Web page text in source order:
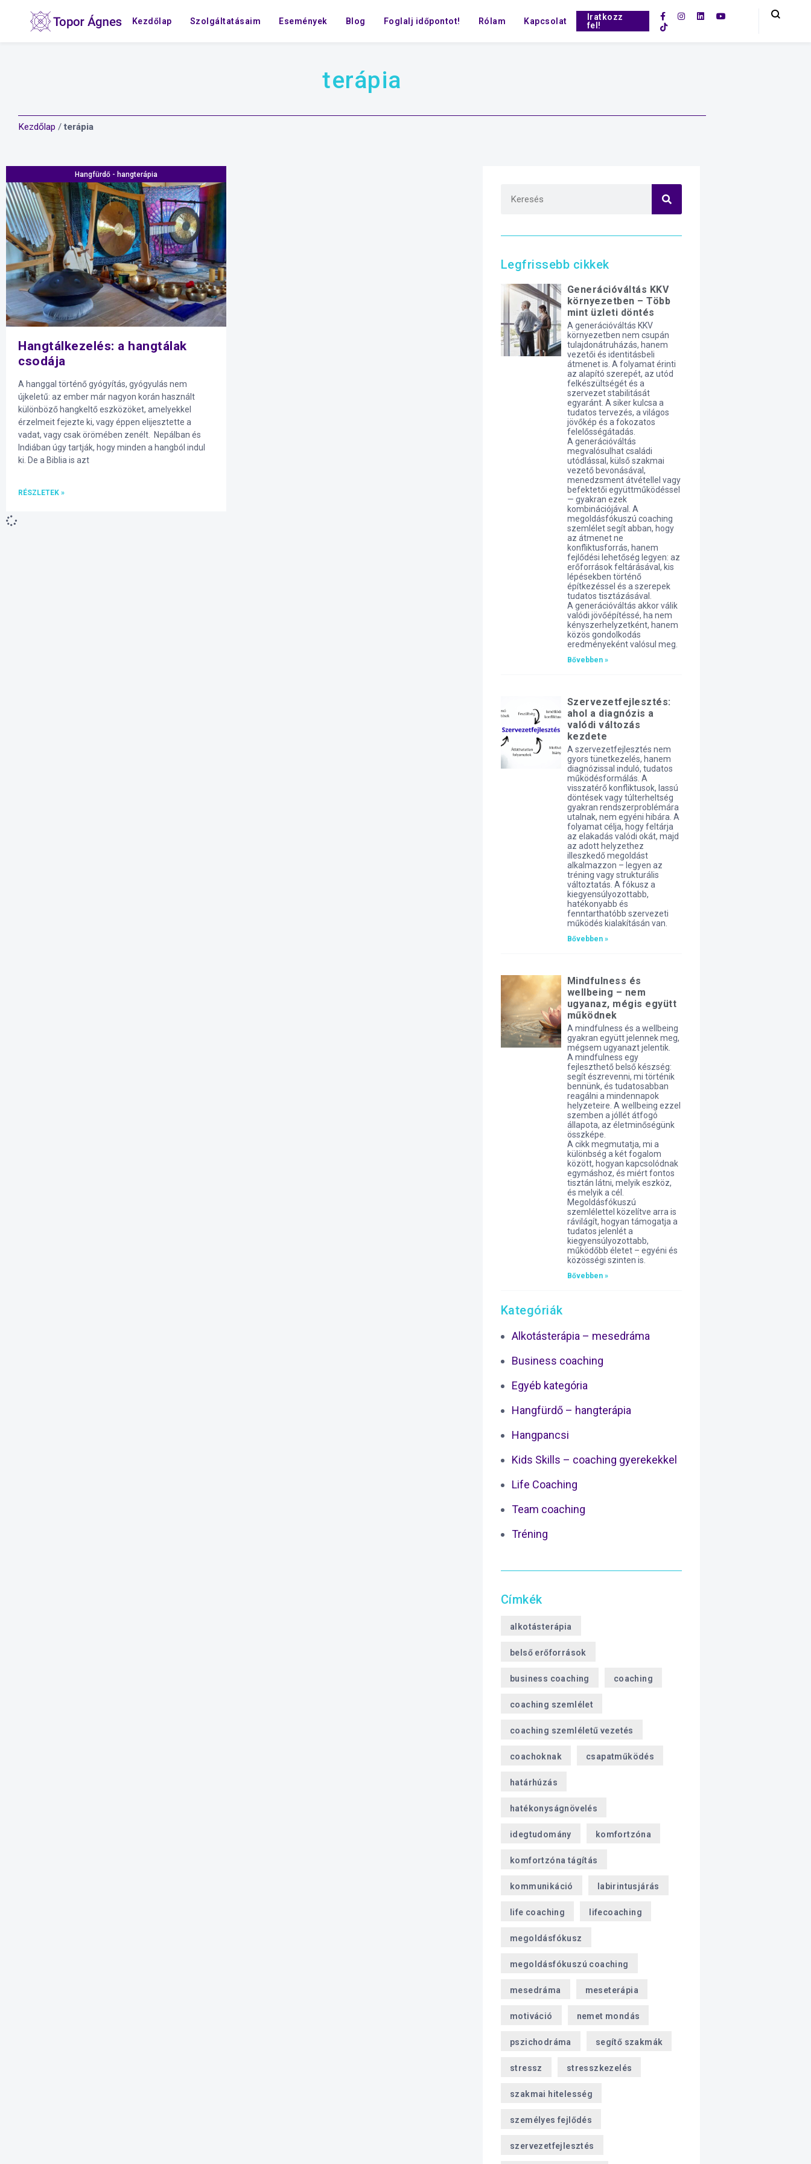
Kezdőlap Szolgáltatásaim Események Blog Foglalj időpontot! Rólam Kapcsolat
Iratkozz
fel!
terápia
Kezdőlap /terápia
Hangfürdő - hangterápia
Hangtálkezelés: a hangtálak
csodája
A hanggal történő gyógyítás, gyógyulás nem
újkeletű: az ember már nagyon korán használt
különböző hangkeltő eszközöket, amelyekkel
érzelmeit fejezte ki, vagy éppen elijesztette a
vadat, vagy csak örömében zenélt. Nepálban és
Indiában úgy tartják, hogy minden a hangból indul
ki. De a Biblia is azt
RÉSZLETEK »
Legfrissebb cikkek
Generációváltás KKV
környezetben – Több
mint üzleti döntés
A generációváltás KKV
környezetben nem csupán
tulajdonátruházás, hanem
vezetői és identitásbeli
átmenet is. A folyamat érinti
az alapító szerepét, az utód
felkészültségét és a
szervezet stabilitását
egyaránt. A siker kulcsa a
tudatos tervezés, a világos
jövőkép és a fokozatos
felelősségátadás.
A generációváltás
megvalósulhat családi
utódlással, külső szakmai
vezető bevonásával,
menedzsment átvétellel vagy
befektetői együttműködéssel
— gyakran ezek
kombinációjával. A
megoldásfókuszú coaching
szemlélet segít abban, hogy
az átmenet ne
konfliktusforrás, hanem
fejlődési lehetőség legyen: az
erőforrások feltárásával, kis
lépésekben történő
építkezéssel és a szerepek
tudatos tisztázásával.
A generációváltás akkor válik
valódi jövőépítéssé, ha nem
kényszerhelyzetként, hanem
közös gondolkodás
eredményeként valósul meg.
Bővebben »
Szervezetfejlesztés:
ahol a diagnózis a
valódi változás
kezdete
A szervezetfejlesztés nem
gyors tünetkezelés, hanem
diagnózissal induló, tudatos
működésformálás. A
visszatérő konfliktusok, lassú
döntések vagy túlterheltség
gyakran rendszerproblémára
utalnak, nem egyéni hibára. A
folyamat célja, hogy feltárja
az elakadás valódi okát, majd
az adott helyzethez
illeszkedő megoldást
alkalmazzon – legyen az
tréning vagy strukturális
változtatás. A fókusz a
kiegyensúlyozottabb,
hatékonyabb és
fenntarthatóbb szervezeti
működés kialakításán van.
Bővebben »
Mindfulness és
wellbeing – nem
ugyanaz, mégis együtt
működnek
A mindfulness és a wellbeing
gyakran együtt jelennek meg,
mégsem ugyanazt jelentik.
A mindfulness egy
fejleszthető belső készség:
segít észrevenni, mi történik
bennünk, és tudatosabban
reagálni a mindennapok
helyzeteire. A wellbeing ezzel
szemben a jóllét átfogó
állapota, az életminőségünk
összképe.
A cikk megmutatja, mi a
különbség a két fogalom
között, hogyan kapcsolódnak
egymáshoz, és miért fontos
tisztán látni, melyik eszköz,
és melyik a cél.
Megoldásfókuszú
szemlélettel közelítve arra is
rávilágít, hogyan támogatja a
tudatos jelenlét a
kiegyensúlyozottabb,
működőbb életet – egyéni és
közösségi szinten is.
Bővebben »
Kategóriák
Alkotásterápia – mesedráma
Business coaching
Egyéb kategória
Hangfürdő – hangterápia
Hangpancsi
Kids Skills – coaching gyerekekkel
Life Coaching
Team coaching
Tréning
Címkék
alkotásterápia
belső erőforrások
business coaching coaching
coaching szemlélet
coaching szemléletű vezetés
coachoknak csapatműködés
határhúzás
hatékonyságnövelés
idegtudomány komfortzóna
komfortzóna tágítás
kommunikáció labirintusjárás
life coaching lifecoaching
megoldásfókusz
megoldásfókuszú coaching
mesedráma meseterápia
motiváció nemet mondás
pszichodráma segítő szakmák
stressz stresszkezelés
szakmai hitelesség
személyes fejlődés
szervezetfejlesztés